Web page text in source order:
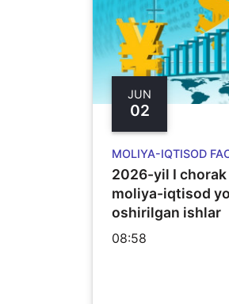
JUN
02
MOLIYA-IQTISOD
2026-yil I chorak
moliya-iqtisod
oshirilgan ishlar
08:58